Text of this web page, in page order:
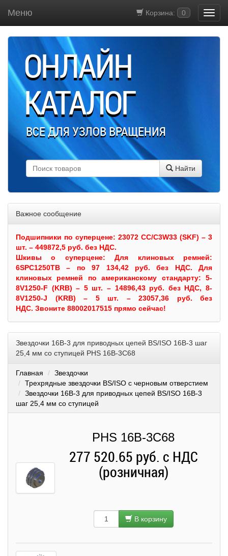
Корзина: 0
Меню
ОНЛАЙН
КАТАЛОГ
ВСЕ ДЛЯ УЗЛОВ ВРАЩЕНИЯ
Найти
Важное сообщение
Подшипники по суперцене: 23072 CC/C3W33 (SKF) – 3
шт. – 449872,5 руб. без НДС.
Шкивыо суперцене:Для клиновых ремней:
6SPC1250TB – по 97 134,42 руб. без НДС. Для
клиновых ремней по американскому стандарту: 5-
8V1250-F (KRB) – 5 шт. – 14896,43 руб. без НДС, 8-
8V1250-J (KRB) – 5 шт. – 23057,36 руб. без
НДС. Звоните 88002017515 прямо сейчас!
Звездочки 16B-3 для приводных цепей BS/ISO 16B-3 шаг
25,4 мм со ступицей PHS 16B-3C68
Главная
Звездочки
Трехрядные звездочки BS/ISO с черновым отверстием
Звездочки 16B-3 для приводных цепей BS/ISO 16B-3
шаг 25,4 мм со ступицей
PHS 16B-3C68
277 520.65 руб. с НДС
(розничная)
В корзину